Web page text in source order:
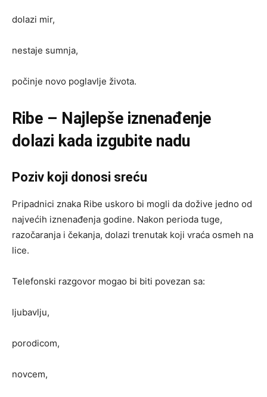
dolazi mir,
nestaje sumnja,
počinje novo poglavlje života.
Ribe – Najlepše iznenađenje
dolazi kada izgubite nadu
Poziv koji donosi sreću
Pripadnici znaka Ribe uskoro bi mogli da dožive jedno od
najvećih iznenađenja godine. Nakon perioda tuge,
razočaranja i čekanja, dolazi trenutak koji vraća osmeh na
lice.
Telefonski razgovor mogao bi biti povezan sa:
ljubavlju,
porodicom,
novcem,